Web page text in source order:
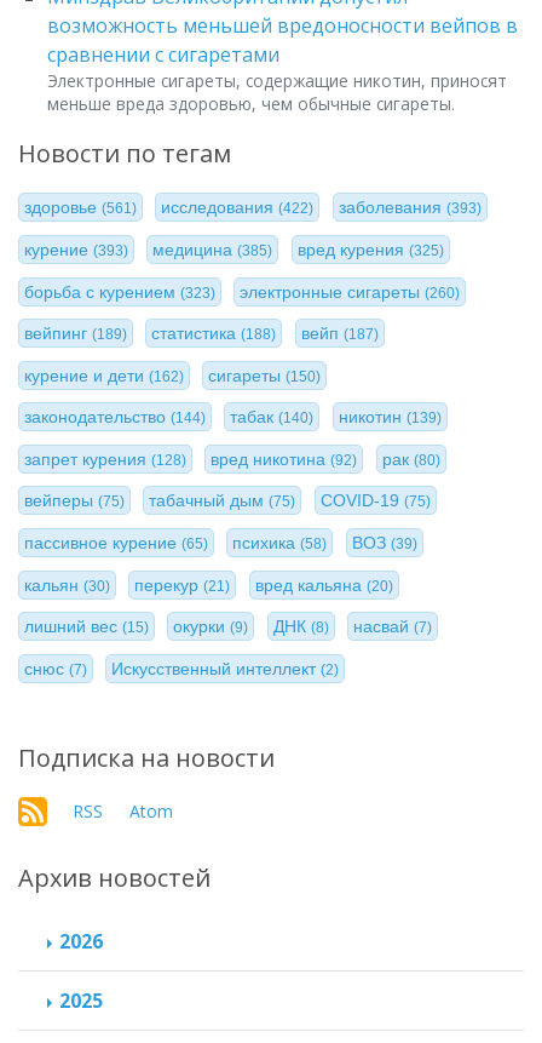
возможность меньшей вредоносности вейпов в
сравнении с сигаретами
Электронные сигареты, содержащие никотин, приносят
меньше вреда здоровью, чем обычные сигареты.
Новости по тегам
здоровье (561) исследования(422) заболевания (393)
курение (393) медицина(385) вред курения (325)
борьба с курением (323) электронные сигареты(260)
вейпинг (189) статистика(188) вейп (187)
курение и дети (162) сигареты(150)
законодательство (144) табак(140) никотин (139)
запрет курения (128) вред никотина(92) рак (80)
вейперы (75) табачный дым(75) COVID-19 (75)
пассивное курение (65) психика(58) ВОЗ (39)
кальян (30) перекур(21) вред кальяна (20)
лишний вес (15) окурки(9) ДНК (8) насвай(7)
снюс (7) Искусственный интеллект(2)
Подписка на новости
RSS Atom
Архив новостей
2026
2025